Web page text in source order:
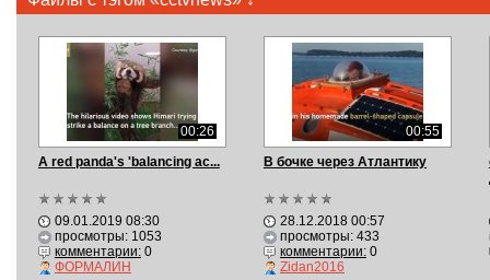
00:26
A red panda's 'balancing ac...
09.01.2019 08:30
просмотры: 1053
комментарии:0
ФОРМАЛИН
00:55
В бочке через Атлантику
28.12.2018 00:57
просмотры: 433
комментарии:0
Zidan2016